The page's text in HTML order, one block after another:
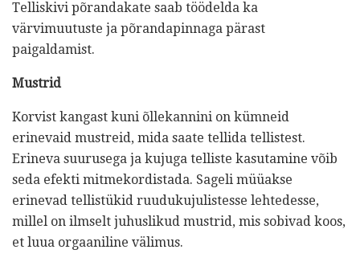
Telliskivi põrandakate saab töödelda ka
värvimuutuste ja põrandapinnaga pärast
paigaldamist.
Mustrid
Korvist kangast kuni õllekannini on kümneid
erinevaid mustreid, mida saate tellida tellistest.
Erineva suurusega ja kujuga telliste kasutamine võib
seda efekti mitmekordistada. Sageli müüakse
erinevad tellistükid ruudukujulistesse lehtedesse,
millel on ilmselt juhuslikud mustrid, mis sobivad koos,
et luua orgaaniline välimus.